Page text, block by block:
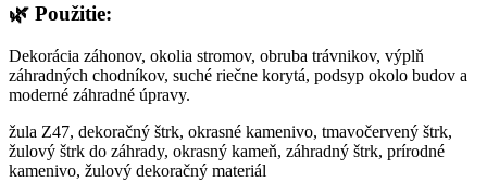
🌿 Použitie:
Dekorácia záhonov, okolia stromov, obruba trávnikov, výplň
záhradných chodníkov, suché riečne korytá, podsyp okolo budov a
moderné záhradné úpravy.
žula Z47, dekoračný štrk, okrasné kamenivo, tmavočervený štrk,
žulový štrk do záhrady, okrasný kameň, záhradný štrk, prírodné
kamenivo, žulový dekoračný materiál